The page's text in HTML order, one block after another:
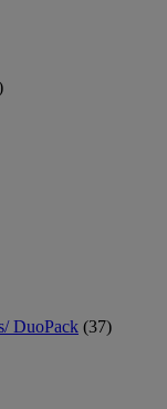
DuoPack (37)